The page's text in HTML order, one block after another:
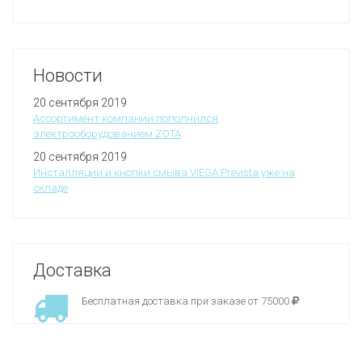
Новости
20 сентября 2019
Ассортимент компании пополнился
электрооборудованием ZOTA
20 сентября 2019
Инсталляции и кнопки смыва VIEGA Prevista уже на
складе
Доставка
Бесплатная доставка при заказе от 75000